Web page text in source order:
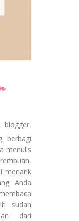
blogger,
berbagi
menulis
menarik
Anda
sudah
dari